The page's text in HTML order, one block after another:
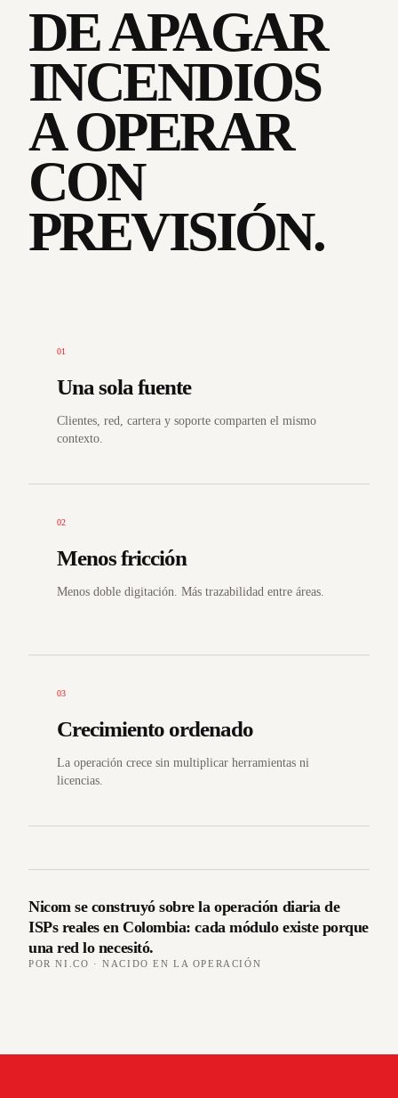
DE APAGAR
INCENDIOS
A OPERAR
CON
PREVISIÓN.
01
Una sola fuente
Clientes, red, cartera y soporte comparten el mismo
contexto.
02
Menos fricción
Menos doble digitación. Más trazabilidad entre áreas.
03
Crecimiento ordenado
La operación crece sin multiplicar herramientas ni
licencias.
Nicom se construyó sobre la operación diaria de
ISPs reales en Colombia: cada módulo existe porque
una red lo necesitó.
POR NI.CO · NACIDO EN LA OPERACIÓN